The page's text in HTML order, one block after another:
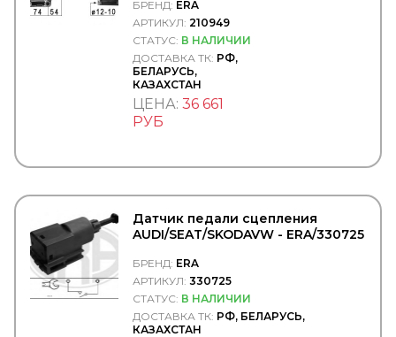
Federal Mogul
FENNO
Filtrec
Filtromex
FIORM
FIRAD
FIRESTONE
FIXAR
FLEETGUARD
FLEXLINE
FOMAR ROULUNDS
БРЕНД: ERA
АРТИКУЛ: 210949
СТАТУС: В НАЛИЧИИ
ДОСТАВКА ТК: РФ,
БЕЛАРУСЬ,
КАЗАХСТАН
ЦЕНА: 36 661
РУБ
Датчик педали сцепления
AUDI/SEAT/SKODAVW - ERA/330725
БРЕНД: ERA
АРТИКУЛ: 330725
СТАТУС: В НАЛИЧИИ
ДОСТАВКА ТК: РФ, БЕЛАРУСЬ,
КАЗАХСТАН